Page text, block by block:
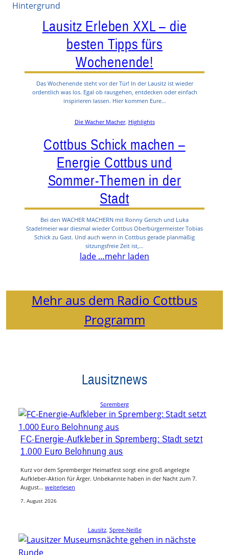
Lausitz Erleben XXL – die
besten Tipps fürs
Wochenende!
Das Wochenende steht vor der Tür! In der Lausitz ist wieder
ordentlich was los. Egal ob rausgehen, entdecken oder einfach
inspirieren lassen. Hier kommen Eure…
Die Wacher Macher, Highlights
Cottbus Schick machen –
Energie Cottbus und
Sommer-Themen in der
Stadt
Bei den WACHER MACHERN mit Ronny Gersch und Luka
Stadelmeier war diesmal wieder Cottbus Oberbürgermeister Tobias
Schick zu Gast. Und auch wenn in Cottbus gerade planmäßig
sitzungsfreie Zeit ist,…
lade …mehr laden
Mehr aus dem Radio Cottbus
Programm
Lausitznews
Spremberg
FC-Energie-Aufkleber in Spremberg: Stadt setzt
1.000 Euro Belohnung aus
Kurz vor dem Spremberger Heimatfest sorgt eine groß angelegte
Aufkleber-Aktion für Ärger. Unbekannte haben in der Nacht zum 7.
August… weiterlesen
7. August 2026
Lausitz, Spree-Neiße